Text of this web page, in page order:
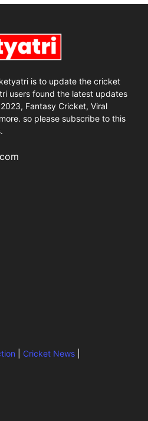
is to update the cricket
users found the latest updates
Fantasy Cricket, Viral
so please subscribe to this
Cricket News